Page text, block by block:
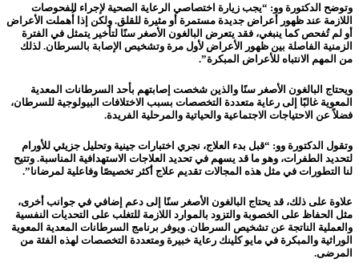
وتوضح الدكتورة وو: “يجب زيارة اختصاصي الرعاية الصحية لإجراء الفحوصات
اللازمة عند ظهور أعراض جديدة مستمرة أو مثيرة للقلق. ولكن إذا أُهملت الأعراض
أو لم تُفحص كما ينبغي، فقد يتعرض البالغون الأصغر سنًا لتأخير يتمثل في الفترة
الزمنية الفاصلة بين ظهور الأعراض لأول مرة وتشخيص الإصابة بالسرطان. لذلك
من المهم الانتباه للأعراض المبكرة”.
ويحتاج البالغون الأصغر سنًا والذين شخصت إصابتهم بأحد السرطانات المعدية
المعوية غالبًا إلى رعاية متعددة التخصصات بسبب الاختلافات البيولوجية للسرطان،
فضلاً عن الاحتياجات الاجتماعية والحياتية والمرحلية الفريدة.
وتقول الدكتورة وو: “قبل بدء العلاج، نجري اختبارات جينية وتحليل جزيئي للأورام
لتحديد الطفرات، وهو ما قد يسهم في تحديد العلاجات الاستهدافية المناسبة. وتتيح
لنا التطورات في مثل هذه المجالات تقديم علاج أكثر تخصيصًا وفاعلية لمرضانا”.
علاوة على ذلك، قد يحتاج البالغون الأصغر سنًا إلى دعم إضافي في جوانب أخرى،
مثل الحفاظ على الخصوبة والتزود بالموارد اللازمة للتغلب على التحديات النفسية
والعملية الناتجة عن تشخيص السرطان. ويوفر برنامج السرطانات المعدية المعوية
الوراثية والمبكرة في مايو كلينك رعاية خبيرة ومتعددة التخصصات لهذه الفئة من
المرضى.